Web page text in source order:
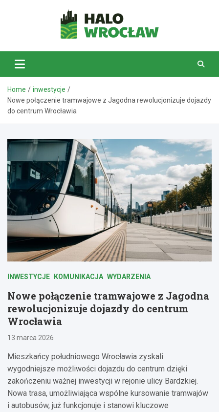
HaloWrocław.pl
Home
inwestycje
Nowe połączenie tramwajowe z Jagodna rewolucjonizuje dojazdy
do centrum Wrocławia
INWESTYCJE KOMUNIKACJA WYDARZENIA
Nowe połączenie tramwajowe z Jagodna
rewolucjonizuje dojazdy do centrum
Wrocławia
13 marca 2026
Mieszkańcy południowego Wrocławia zyskali
wygodniejsze możliwości dojazdu do centrum dzięki
zakończeniu ważnej inwestycji w rejonie ulicy Bardzkiej.
Nowa trasa, umożliwiająca wspólne kursowanie tramwajów
i autobusów, już funkcjonuje i stanowi kluczowe